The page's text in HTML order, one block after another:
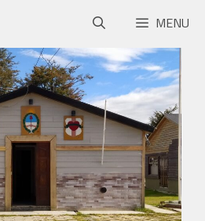
MENU